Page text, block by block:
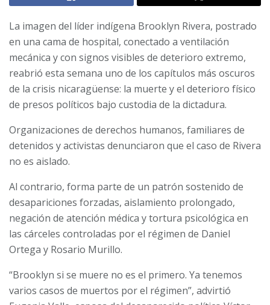
La imagen del líder indígena Brooklyn Rivera, postrado
en una cama de hospital, conectado a ventilación
mecánica y con signos visibles de deterioro extremo,
reabrió esta semana uno de los capítulos más oscuros
de la crisis nicaragüense: la muerte y el deterioro físico
de presos políticos bajo custodia de la dictadura.
Organizaciones de derechos humanos, familiares de
detenidos y activistas denunciaron que el caso de Rivera
no es aislado.
Al contrario, forma parte de un patrón sostenido de
desapariciones forzadas, aislamiento prolongado,
negación de atención médica y tortura psicológica en
las cárceles controladas por el régimen de Daniel
Ortega y Rosario Murillo.
“Brooklyn si se muere no es el primero. Ya tenemos
varios casos de muertos por el régimen”, advirtió